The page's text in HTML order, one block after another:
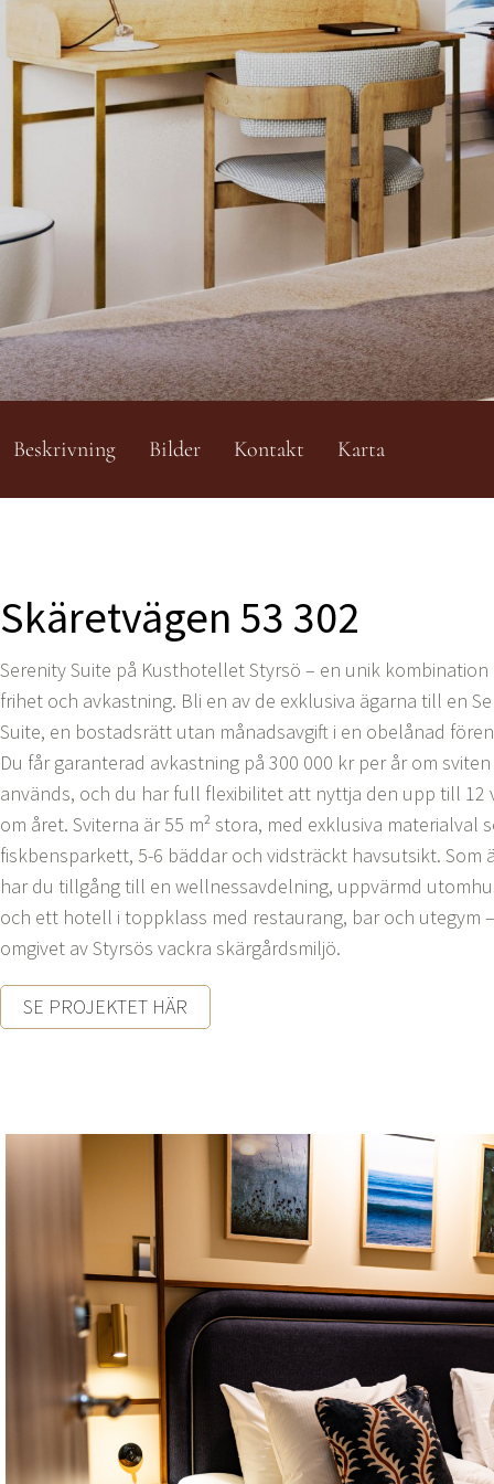
Beskrivning Bilder Kontakt Karta
Skäretvägen 53 302
Serenity Suite på Kusthotellet Styrsö – en unik kombination
frihet och avkastning. Bli en av de exklusiva ägarna till en
Suite, en bostadsrätt utan månadsavgift i en obelånad
Du får garanterad avkastning på 300 000 kr per år om
används, och du har full flexibilitet att nyttja den upp till 12
om året. Sviterna är 55 m² stora, med exklusiva materialval
fiskbensparkett, 5-6 bäddar och vidsträckt havsutsikt. Som
har du tillgång till en wellnessavdelning, uppvärmd
och ett hotell i toppklass med restaurang, bar och utegym
omgivet av Styrsös vackra skärgårdsmiljö.
SE PROJEKTET HÄR